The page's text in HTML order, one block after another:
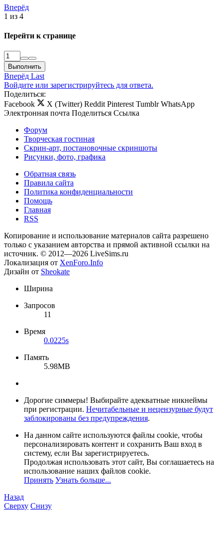
Вперёд
1 из 4
Перейти к странице
Выполнить
Вперёд Last
Войдите или зарегистрируйтесь для ответа.
Поделиться:
Facebook
X (Twitter) Reddit Pinterest Tumblr WhatsApp
Электронная почта Поделиться Ссылка
Форум
Творческая гостиная
Скрин-арт, постановочные скриншоты
Рисунки, фото, графика
Обратная связь
Правила сайта
Политика конфиденциальности
Помощь
Главная
RSS
Копирование и использование материалов сайта разрешено
только с указанием авторства и прямой активной ссылки на
источник. © 2012—2026 LiveSims.ru
Локализация от XenForo.Info
Дизайн от Sheokate
Ширина
Запросов
11
Время
0.0225s
Память
5.98MB
Дорогие симмеры! Выбирайте адекватные никнеймы
при регистрации. Нечитабельные и нецензурные будут
заблокированы без предупреждения.
На данном сайте используются файлы cookie, чтобы
персонализировать контент и сохранить Ваш вход в
систему, если Вы зарегистрируетесь.
Продолжая использовать этот сайт, Вы соглашаетесь на
использование наших файлов cookie.
Принять Узнать больше...
Назад
Сверху Снизу